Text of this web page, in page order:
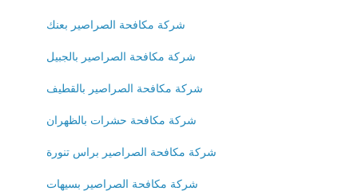
شركة مكافحة الصراصير بعنك
شركة مكافحة الصراصير بالجبيل
شركة مكافحة الصراصير بالقطيف
شركة مكافحة حشرات بالظهران
شركة مكافحة الصراصير براس تنورة
شركة مكافحة الصراصير بسيهات